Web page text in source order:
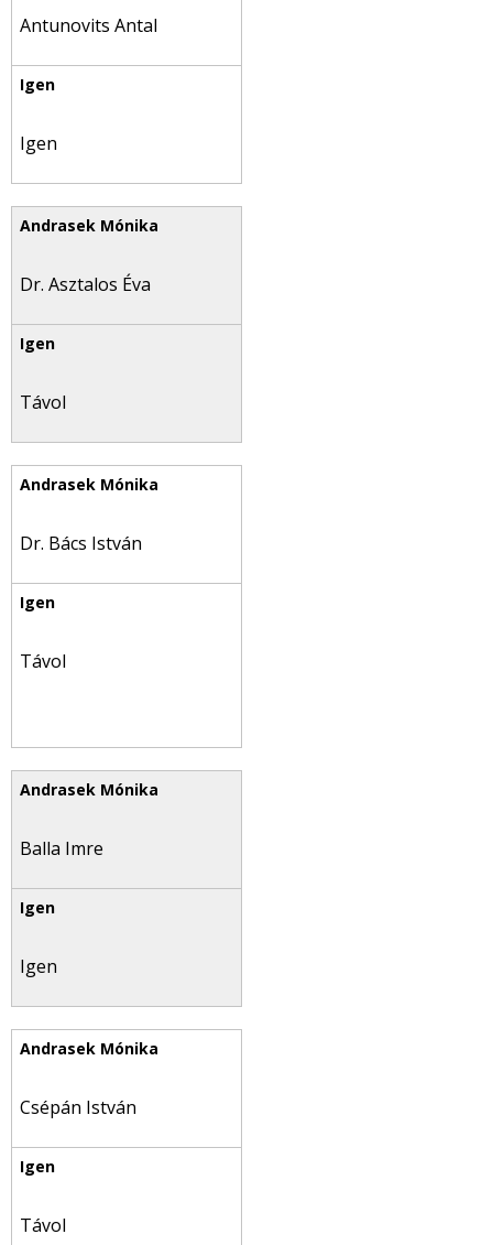
Antunovits Antal
Igen
Dr. Asztalos Éva
Távol
Dr. Bács István
Távol
Balla Imre
Igen
Csépán István
Távol